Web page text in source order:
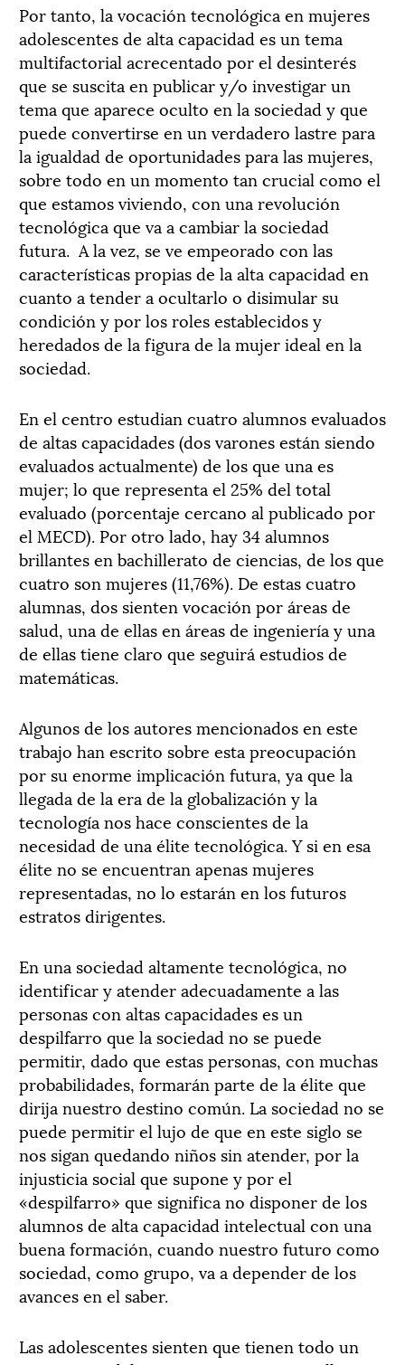
Por tanto, la vocación tecnológica en mujeres
adolescentes de alta capacidad es un tema
multifactorial acrecentado por el desinterés
que se suscita en publicar y/o investigar un
tema que aparece oculto en la sociedad y que
puede convertirse en un verdadero lastre para
la igualdad de oportunidades para las mujeres,
sobre todo en un momento tan crucial como el
que estamos viviendo, con una revolución
tecnológica que va a cambiar la sociedad
futura. A la vez, se ve empeorado con las
características propias de la alta capacidad en
cuanto a tender a ocultarlo o disimular su
condición y por los roles establecidos y
heredados de la figura de la mujer ideal en la
sociedad.
En el centro estudian cuatro alumnos evaluados
de altas capacidades (dos varones están siendo
evaluados actualmente) de los que una es
mujer; lo que representa el 25% del total
evaluado (porcentaje cercano al publicado por
el MECD). Por otro lado, hay 34 alumnos
brillantes en bachillerato de ciencias, de los que
cuatro son mujeres (11,76%). De estas cuatro
alumnas, dos sienten vocación por áreas de
salud, una de ellas en áreas de ingeniería y una
de ellas tiene claro que seguirá estudios de
matemáticas.
Algunos de los autores mencionados en este
trabajo han escrito sobre esta preocupación
por su enorme implicación futura, ya que la
llegada de la era de la globalización y la
tecnología nos hace conscientes de la
necesidad de una élite tecnológica. Y si en esa
élite no se encuentran apenas mujeres
representadas, no lo estarán en los futuros
estratos dirigentes.
En una sociedad altamente tecnológica, no
identificar y atender adecuadamente a las
personas con altas capacidades es un
despilfarro que la sociedad no se puede
permitir, dado que estas personas, con muchas
probabilidades, formarán parte de la élite que
dirija nuestro destino común. La sociedad no se
puede permitir el lujo de que en este siglo se
nos sigan quedando niños sin atender, por la
injusticia social que supone y por el
«despilfarro» que significa no disponer de los
alumnos de alta capacidad intelectual con una
buena formación, cuando nuestro futuro como
sociedad, como grupo, va a depender de los
avances en el saber.
Las adolescentes sienten que tienen todo un